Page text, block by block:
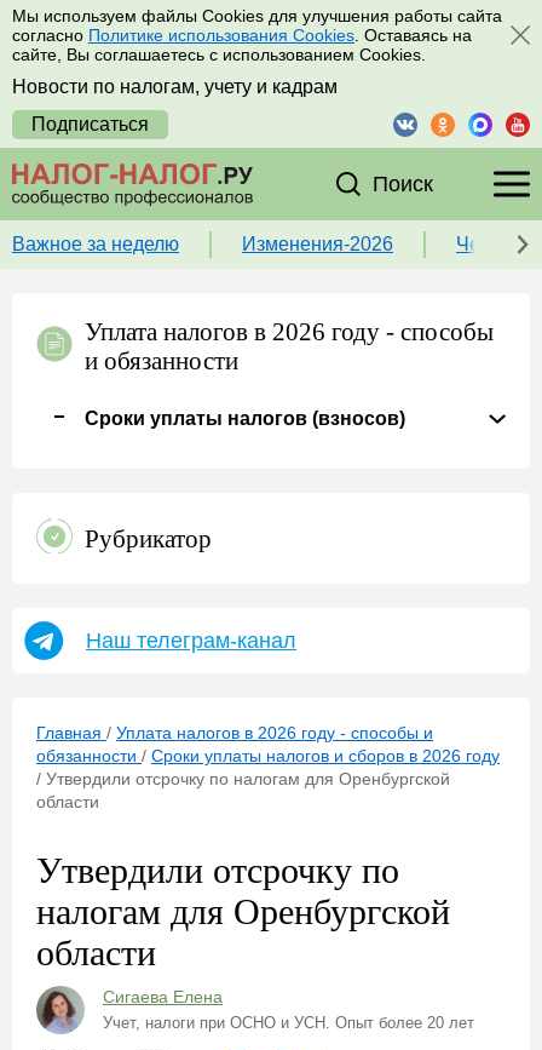
Мы используем файлы Cookies для улучшения работы сайта
согласно Политике использования Cookies . Оставаясь на
сайте, Вы соглашаетесь с использованием Cookies.
Новости по налогам, учету и кадрам
Подписаться
Поиск
Важное за неделю Изменения-2026 Чек-
Уплата налогов в 2026 году - способы
и обязанности
Сроки уплаты налогов (взносов)
Рубрикатор
Наш телеграм-канал
Главная / Уплата налогов в 2026 году - способы и
обязанности / Сроки уплаты налогов и сборов в 2026 году
/ Утвердили отсрочку по налогам для Оренбургской
области
Утвердили отсрочку по
налогам для Оренбургской
области
Сигаева Елена
Учет, налоги при ОСНО и УСН. Опыт более 20 лет